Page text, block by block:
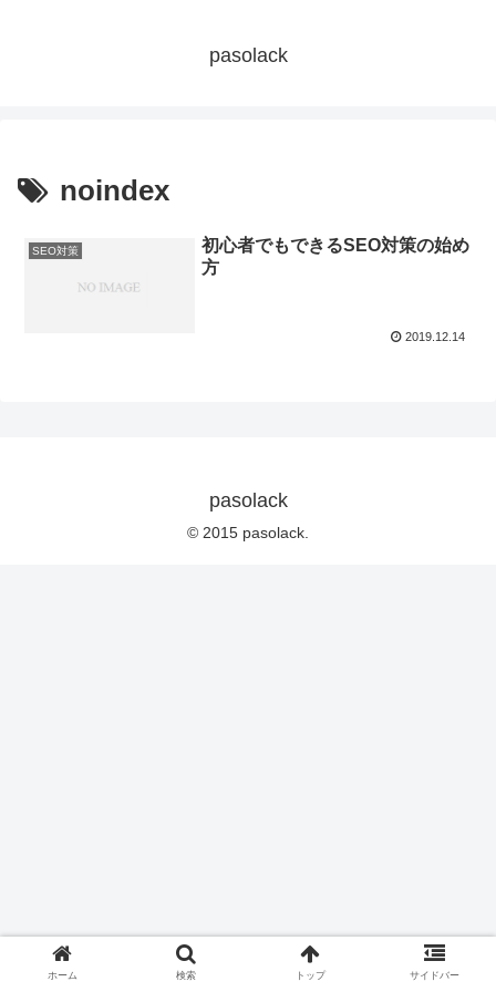
pasolack
noindex
SEO対策
初心者でもできるSEO対策の始め
方
2019.12.14
pasolack
© 2015 pasolack.
ホーム 検索 トップ サイドバー